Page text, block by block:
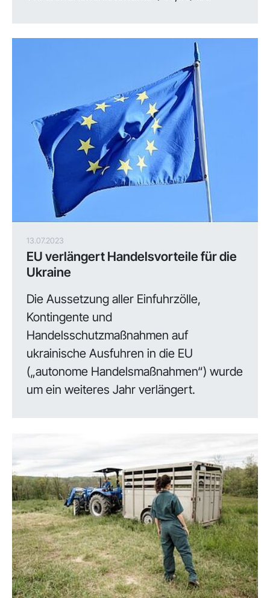
13.07.2023
EU verlängert Handelsvorteile für die
Ukraine
Die Aussetzung aller Einfuhrzölle,
Kontingente und
Handelsschutzmaßnahmen auf
ukrainische Ausfuhren in die EU
(„autonome Handelsmaßnahmen“) wurde
um ein weiteres Jahr verlängert.